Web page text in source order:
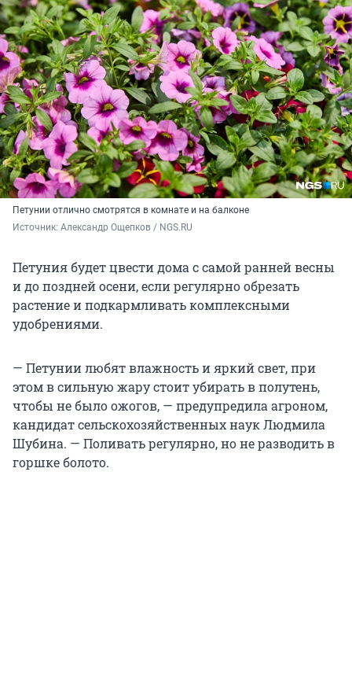
Петунии отлично смотрятся в комнате и на балконе
Источник: Александр Ощепков / NGS.RU
Петуния будет цвести дома с самой ранней весны
и до поздней осени, если регулярно обрезать
растение и подкармливать комплексными
удобрениями.
— Петунии любят влажность и яркий свет, при
этом в сильную жару стоит убирать в полутень,
чтобы не было ожогов, — предупредила агроном,
кандидат сельскохозяйственных наук Людмила
Шубина. — Поливать регулярно, но не разводить в
горшке болото.